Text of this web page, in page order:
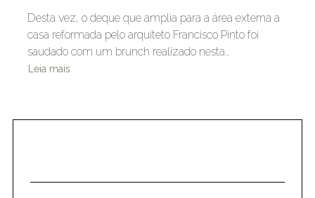
Desta vez, o deque que amplia para a área externa a
casa reformada pelo arquiteto Francisco Pinto foi
saudado com um brunch realizado nesta…
Leia mais